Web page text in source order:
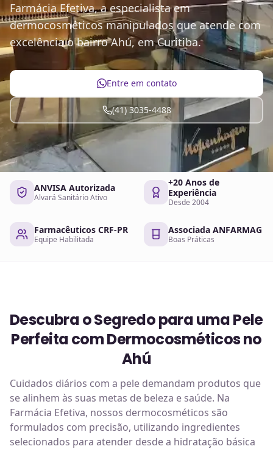
Farmácia Efetiva, a especialista em
dermocosméticos manipulados que atende com
excelência o bairro Ahú, em Curitiba.
Entre em contato
(41) 3035-4488
ANVISA Autorizada
Alvará Sanitário Ativo
+20 Anos de
Experiência
Desde 2004
Farmacêuticos CRF-PR
Equipe Habilitada
Associada ANFARMAG
Boas Práticas
Descubra o Segredo para uma Pele
Perfeita com Dermocosméticos no
Ahú
Cuidados diários com a pele demandam produtos que
se alinhem às suas metas de beleza e saúde. Na
Farmácia Efetiva, nossos dermocosméticos são
formulados com precisão, utilizando ingredientes
selecionados para atender desde a hidratação básica